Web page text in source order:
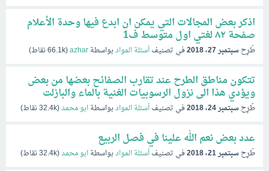
اذكر بعض المجالات التي يمكن ان ابدع فيها وحدة الأعلام
صفحة ٨۲ لغتي اول متوسط ف1
طُرِح سبتمبر 27، 2018 في تصنيفأسئلة الموادبواسطةazhar
(
66.1kنقاط)
تتكون مناطق الطرح عند تقارب الصفائح بعضها من بعض
ويؤدي هذا الى نزول الرسوبيات الغنية بالماء والبازلت
طُرِح سبتمبر 24، 2018 في تصنيفأسئلة الموادبواسطةابو محمد(
32.4kنقاط)
عدد بعض نعم الله علينا في فصل الربيع
طُرِح سبتمبر 21، 2018 في تصنيفأسئلة الموادبواسطةابو محمد(
32.4kنقاط)